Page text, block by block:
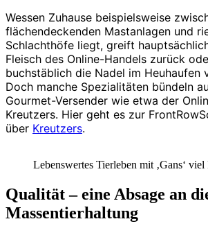
Wessen Zuhause beispielsweise
flächendeckenden Mastanlagen und
Schlachthöfe liegt, greift
Fleisch des Online-Handels zurück
buchstäblich die Nadel im Heuhaufen
Doch manche Spezialitäten bündeln
Gourmet-Versender wie etwa der
Kreutzers. Hier geht es zur
über Kreutzers.
Lebenswertes Tierleben mit ‚Gans‘
Qualität – eine Absage an
Massentierhaltung